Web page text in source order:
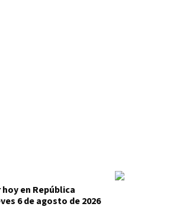
en República
6 de agosto de 2026